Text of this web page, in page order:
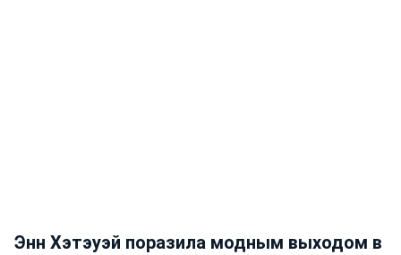
Энн Хэтэуэй поразила модным выходом в